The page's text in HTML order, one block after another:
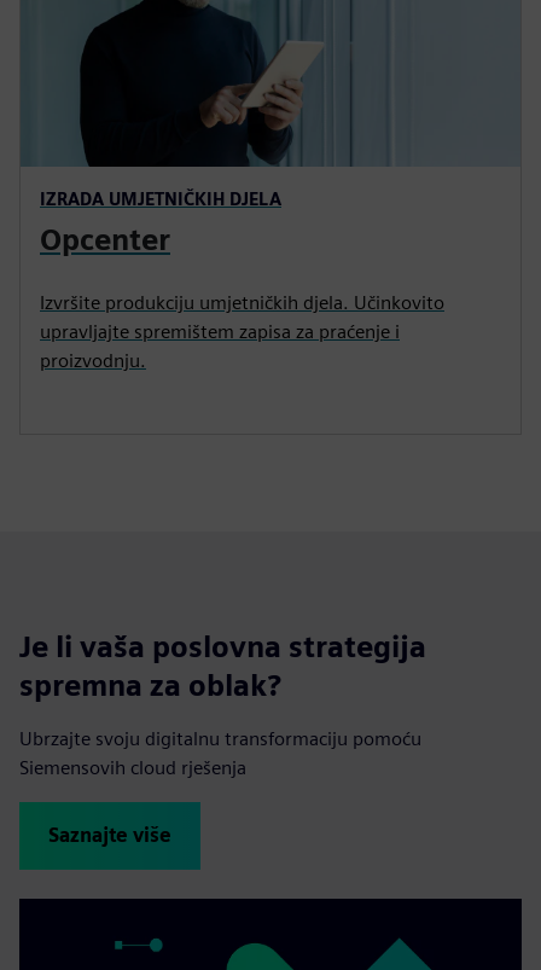
IZRADA UMJETNIČKIH DJELA
Opcenter
Izvršite produkciju umjetničkih djela. Učinkovito
upravljajte spremištem zapisa za praćenje i
proizvodnju.
Je li vaša poslovna strategija
spremna za oblak?
Ubrzajte svoju digitalnu transformaciju pomoću
Siemensovih cloud rješenja
Saznajte više